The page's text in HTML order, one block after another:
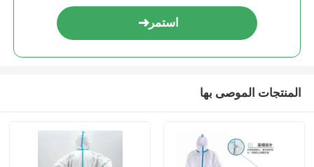
استمر
المنتجات الموصى بها